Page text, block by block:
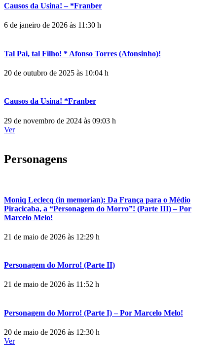
Causos da Usina! – *Franber
6 de janeiro de 2026 às 11:30 h
Tal Pai, tal Filho! * Afonso Torres (Afonsinho)!
20 de outubro de 2025 às 10:04 h
Causos da Usina! *Franber
29 de novembro de 2024 às 09:03 h
Ver
Personagens
Moniq Leclecq (in memorian): Da França para o Médio
Piracicaba, a “Personagem do Morro”! (Parte III) – Por
Marcelo Melo!
21 de maio de 2026 às 12:29 h
Personagem do Morro! (Parte II)
21 de maio de 2026 às 11:52 h
Personagem do Morro! (Parte I) – Por Marcelo Melo!
20 de maio de 2026 às 12:30 h
Ver